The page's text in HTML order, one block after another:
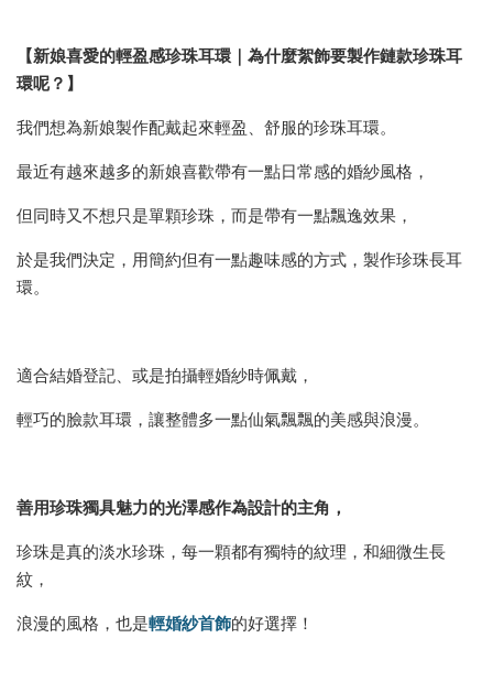
【新娘喜愛的輕盈感珍珠耳環｜為什麼絮飾要製作鏈款珍珠耳
環呢？】
我們想為新娘製作配戴起來輕盈、舒服的珍珠耳環。
最近有越來越多的新娘喜歡帶有一點日常感的婚紗風格，
但同時又不想只是單顆珍珠，而是帶有一點飄逸效果，
於是我們決定，用簡約但有一點趣味感的方式，製作珍珠長耳
環。
適合結婚登記、或是拍攝輕婚紗時佩戴，
輕巧的臉款耳環，讓整體多一點仙氣飄飄的美感與浪漫。
善用珍珠獨具魅力的光澤感作為設計的主角，
珍珠是真的淡水珍珠，每一顆都有獨特的紋理，和細微生長
紋，
浪漫的風格，也是輕婚紗首飾的好選擇！